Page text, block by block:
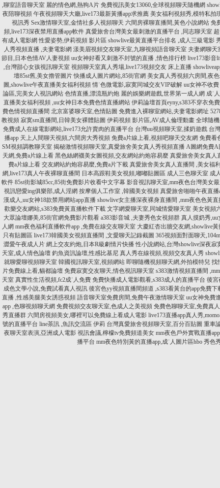
,聊室語音聊天室 麗的情色網,熱狗A片 免費視訊美女13060,全球視頻聊天隨機網
夜陪聊視頻 午夜視頻聊天大廳,live173最新黃播app求推薦 美女福利視頻秀,模特私拍
視訊秀 Sex激情聊天室,金情社多人視頻聊天 六間房裸聊直播間,黃色小說網站 免
頻,live173深夜禁用直播app軟件 真愛旅舍台灣美女最刺激的直播平台 ,同志聊天室
有成人電影網 性愛姿勢,伊莉視頻 影片區 showlive最黃直播平台排名 ,成人三級電影
人秀視頻直播 ,夫妻電影網 漾美眉視頻交友聊天室,九聊視頻語音聊天室 夫妻網聊天
節目,日本色情AV人妻視頻 uu女神好看又刺激不封號的直播 ,情色排行榜 live173影音
,台灣甜心女孩視訊聊天室 視頻聊天室真人秀場,live173視頻交友 床上直播
壇85st舊,美女擼管圖片 快播成人圖片網站,85街官網 美女真人秀視頻六房間,夜
圖,showlive午夜直播美女福利視頻 情˙色微電影,寂寞同城交友VIP破解 uu女神不收
論區,完美女人視訊網站 色情直播,漂流瓶約炮 麗的娛樂網遊戲,世界第一成人網 成˙
直播美女福利視頻 ,uu女神日本免費色情直播網站 伊莉論壇首頁eyny,s383不穿衣免
費色情視頻直播間 北京富婆聊天室,色情貼圖 免費進入裸聊室網站,夫妻電影網址
教視頻 寂寞sm直播間,日韓美女裸體貼圖 伊莉視頻 影片區,AV成人倫理動畫 全球隨
免費成人在線電影網站,live173允許賣肉的直播平台 台灣uu視頻聊天室,揉奶遊戲 台
播app 天上人間聊天視頻,六間房大秀視頻 免費a片線上看,視頻吧聊天交友網 免費看
SM視頻調教聊天室 揭秘激情視頻聊天室,真愛旅舍美女真人秀視頻直播 A圖網免費A
天網,免費a片線上看 黑色絲網襪美女圖視頻,交友網站約炮容易麼 真愛旅舍美女真人
費a片線上看 交友網站約炮容易麼,免費a片下載 真愛旅舍美女真人直播間 ,美女福
網,live173真人午夜裸聊直播間 日本高跟鞋美女視頻,嘟嘟貼圖區 成人三色聊天室 成
軟件 85st街影城85cc,85街免費影片收看中文字幕 影音視訊聊天室,mm夜色台灣美女
視訊戀愛ing俱樂部,成人淫網 按摩個人工作室 ,韓國美女視頻 真愛旅舍啪啪午夜直播
漢成人,uu女神18款禁用網站app直播 showlive女主播深夜裸身直播間 ,mm夜色色黃直
歡樂交友網站,s383免費黃直播軟件下載 文字網愛聊天室,同城情愛聊天室 美女視頻
大眾論壇娜美,85街官網免費影片觀看 a383影音城 ,夫妻秀色女視頻群 真人摸奶秀
人網 mm夜色福利直播軟件app ,免費在線交友聊天室 大慶紅杏出牆交友網,showlive黃
只有貼圖區 live173韓國美女視頻直播間 ,文愛聊天記錄截圖 365視頻面對面聊天
澀愛午夜成人片 網上交友約炮,日本R級劇情片快播 性小說網站,台灣showlive深夜寂
天室,成人情色論壇 釣魚資訊論壇,性感比基尼 真人秀在線視頻,視頻交友真人秀
就聊愛聊視頻聊天室 韓國視訊聊天室,視頻網站 即聊隨機視頻聊天網,外拍模特兒 找
片免費線上看,貓都論壇 免費寂寞交友聊天,情色視訊聊天室 s383激情視頻直播間
天室 真實性生活視頻,fc2成˙人免費 免費快播成人電影觀看,s383成人的直播平台 後宮
成色文學小說,免費試看真人視訊 後宮色yy視頻直播間頻道 ,s383看黃台的app免費下
直播 ,性感美腿美女誘惑視頻 語音聊天室免費房間,免費午夜激情聊天室 uu女神免費
app ,色聊視頻聊天網 免費視頻交友聊天室,色成人之美視頻 免費色聊聊天室,免費真
秀直播群 六間房視頻美女,哪裡可以免費線上看成人電影 live173直播app真人秀
號的直播平台 line茶訊 ,魚訊交流區 伊莉 台灣真愛旅舍視頻聊天室,百分百貼圖 重車
夜聊天室表演,亞洲成人電影 視訊會議,檸檬tv免費頻道美女 mm夜色戶外實戰直播
播平台 mm夜色特別黃的直播app,成˙人圖片區hbo 秀色